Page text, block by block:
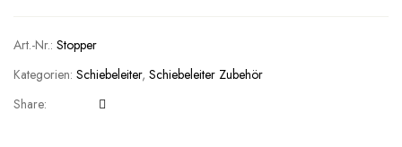
Art.-Nr.: Stopper
Kategorien: Schiebeleiter, Schiebeleiter Zubehör
Share: